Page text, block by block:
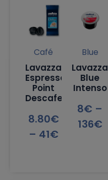
Café
Lavazza
Espresso
Point
Descafeinado
8.80€
– 41€
Blue
Lavazza
Blue
Intenso
8€ –
136€